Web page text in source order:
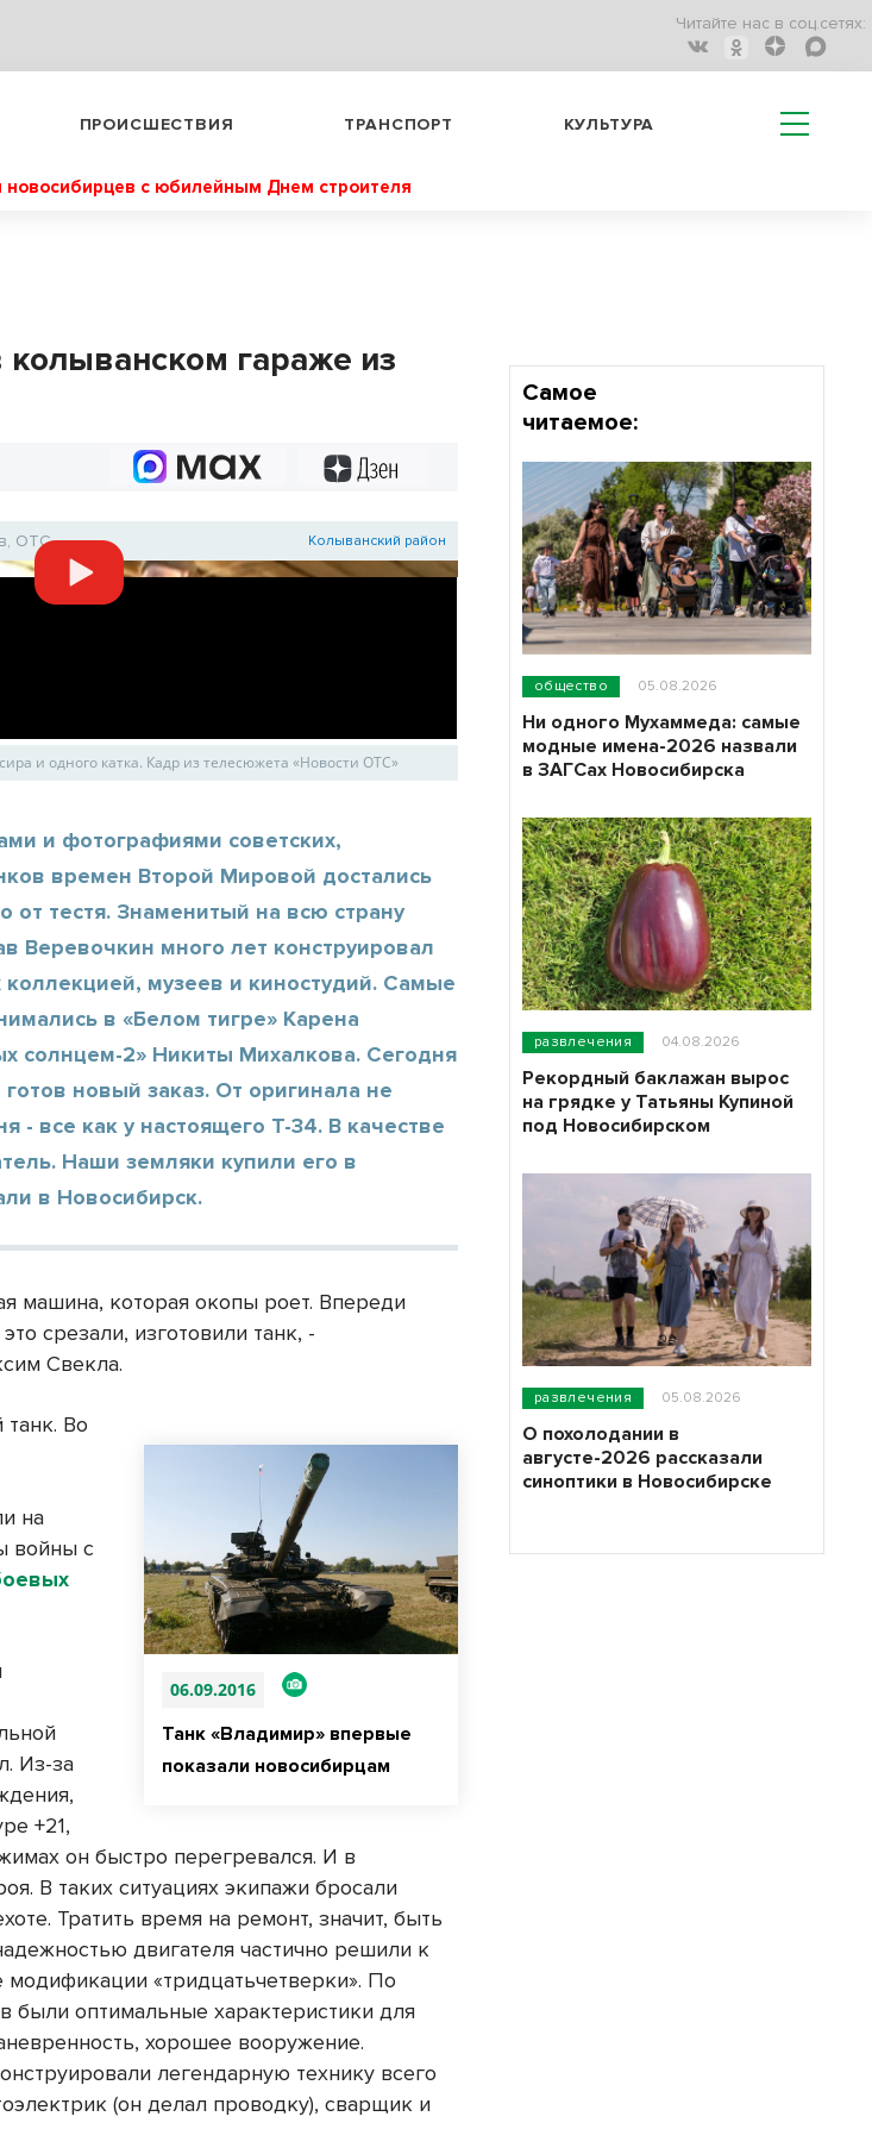
Читайте нас в соц.сетях:
ПРОИСШЕСТВИЯ ТРАНСПОРТ КУЛЬТУРА
новосибирцев с юбилейным Днем строителя
колыванском гараже из
ОТС Колыванский район
и одного катка. Кадр из телесюжета «Новости ОТС»
и фотографиями советских,
времен Второй Мировой достались
от тестя. Знаменитый на всю страну
Веревочкин много лет конструировал
музеев и киностудий. Самые
в «Белом тигре» Карена
солнцем-2» Никиты Михалкова. Сегодня
новый заказ. От оригинала не
- все как у настоящего Т-34. В качестве
Наши земляки купили его в
в Новосибирск.
машина, которая окопы роет. Впереди
срезали, изготовили танк, -
Свекла.
06.09.2016
Танк «Владимир» впервые
показали новосибирцам
Во
на
войны с
Из-за
+21,
он быстро перегревался. И в
В таких ситуациях экипажи бросали
Тратить время на ремонт, значит, быть
двигателя частично решили к
«тридцатьчетверки». По
были оптимальные характеристики для
хорошее вооружение.
легендарную технику всего
(он делал проводку), сварщик и
Самое
читаемое:
общество 05.08.2026
Ни одного Мухаммеда: самые
модные имена-2026 назвали
в ЗАГСах Новосибирска
развлечения 04.08.2026
Рекордный баклажан вырос
на грядке у Татьяны Купиной
под Новосибирском
развлечения 05.08.2026
О похолодании в
августе-2026 рассказали
синоптики в Новосибирске